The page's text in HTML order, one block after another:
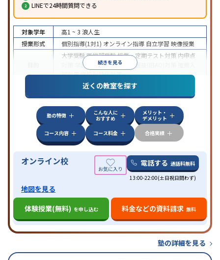
LINEで24時間質問できる
続きを見る
対象学年 高1 ~ 3 浪人生
授業形式
個別指導(1対1) オンライン指導 自立学習 映像授業
大学受験医学部受験授業・定期テスト対策 内申点
学習習慣の定着 総合型選抜(旧AO)対策
試対策学校別特化対策
特徴
中高一貫校生に対応授業の振替可能
学習にPC・タブレットを利用オンライン対応1
科目から受講可能
近くの教室を探す
塾の特徴
こんな人に
おすすめ
メリット・
デメリット
コース内容
コース料金 合格実績
オンライン校 電話する 通話料無料
13:00-22:00(土日祝日問わず)
地図を見る
体験授業(無料) を申し込む 料金などの資料請求 無料
塾の詳細を見る